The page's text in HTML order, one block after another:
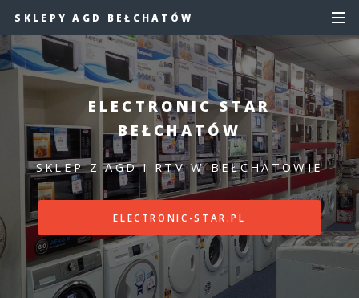
SKLEPY AGD BEŁCHATÓW
ELECTRONIC STAR
BEŁCHATÓW
SKLEP Z AGD I RTV W BEŁCHATOWIE
ELECTRONIC-STAR.PL